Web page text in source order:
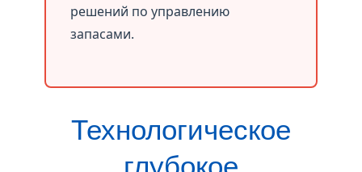
решений по управлению
запасами.
Технологическое